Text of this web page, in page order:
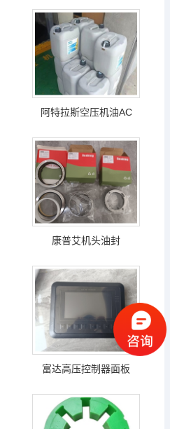
阿特拉斯空压机油AC
康普艾机头油封
富达高压控制器面板